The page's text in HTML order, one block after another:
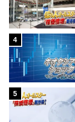
4
5